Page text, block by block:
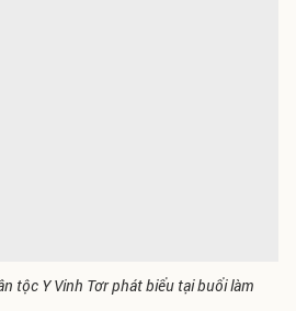
tộc Y Vinh Tơr phát biểu tại buổi làm